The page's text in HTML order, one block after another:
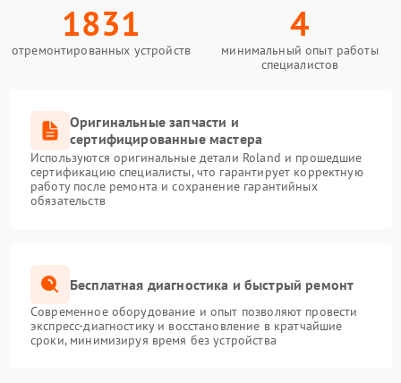
1831
отремонтированных устройств
4
минимальный опыт работы
специалистов
Оригинальные запчасти и
сертифицированные мастера
Используются оригинальные детали Roland и прошедшие
сертификацию специалисты, что гарантирует корректную
работу после ремонта и сохранение гарантийных
обязательств
Бесплатная диагностика и быстрый ремонт
Современное оборудование и опыт позволяют провести
экспресс-диагностику и восстановление в кратчайшие
сроки, минимизируя время без устройства